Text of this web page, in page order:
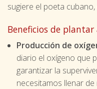
sugiere el poeta
Beneficios de plantar
Producción de
diario el oxígeno que
garantizar la
necesitamos llenar